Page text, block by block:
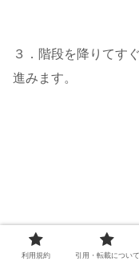
３．階段を降りてす
進みます。
利用規約 引用・転載について